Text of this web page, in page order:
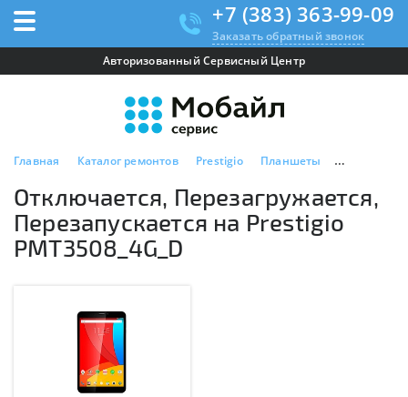
+7 (383) 363-99-09
Заказать обратный звонок
Авторизованный Сервисный Центр
Главная Каталог ремонтов Prestigio Планшеты Prestigio
Отключается, Перезагружается,
Перезапускается на Prestigio
PMT3508_4G_D